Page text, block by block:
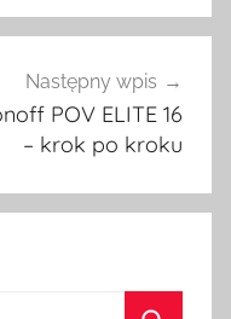
Następny wpis
POV ELITE 16
– krok po kroku